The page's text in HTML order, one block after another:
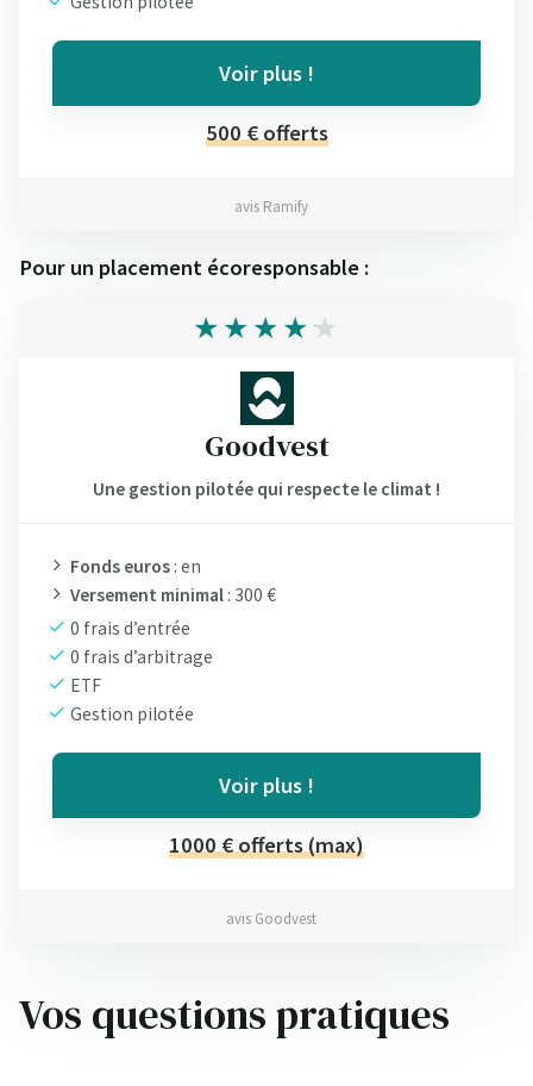
Voir plus !
500 € offerts
avis Ramify
Pour un placement écoresponsable :
Goodvest
Une gestion pilotée qui respecte le climat !
Fonds euros : en
Versement minimal : 300 €
0 frais d’entrée
0 frais d’arbitrage
ETF
Gestion pilotée
Voir plus !
1000 € offerts (max)
avis Goodvest
Vos questions pratiques